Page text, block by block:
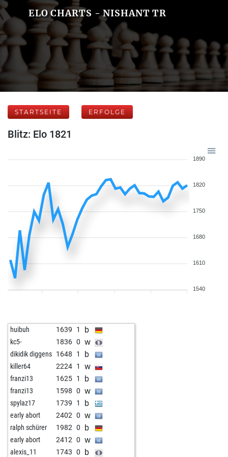
ELO CHARTS - NISHANT TR
STARTSEITE ERFOLGE
Blitz: Elo 1821
1890
1820
1750
1680
1610
1540
huibuh 1639 1 b
kc5- 1836 0 w
dikidik diggens 1648 1 b
killer64 2224 1 w
franzi13 1625 1 b
franzi13 1598 0 w
spylaz17 1739 1 b
early abort 2402 0 w
ralph schürer 1982 0 b
early abort 2412 0 w
alexis_11 1743 0 b